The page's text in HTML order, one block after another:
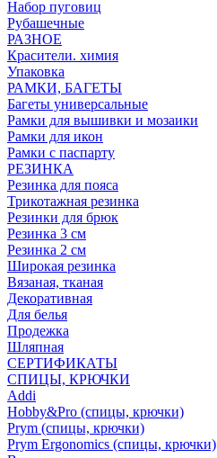
Набор пуговиц
Рубашечные
РАЗНОЕ
Красители. химия
Упаковка
РАМКИ, БАГЕТЫ
Багеты универсальные
Рамки для вышивки и мозаики
Рамки для икон
Рамки с паспарту
РЕЗИНКА
Резинка для пояса
Трикотажная резинка
Резинки для брюк
Резинка 3 см
Резинка 2 см
Широкая резинка
Вязаная, тканая
Декоративная
Для белья
Продежка
Шляпная
СЕРТИФИКАТЫ
СПИЦЫ, КРЮЧКИ
Addi
Hobby&Pro (спицы, крючки)
Prym (спицы, крючки)
Prym Ergonomics (спицы, крючки)